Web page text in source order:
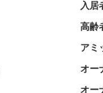
入居
高齢
アミ
オー
オー